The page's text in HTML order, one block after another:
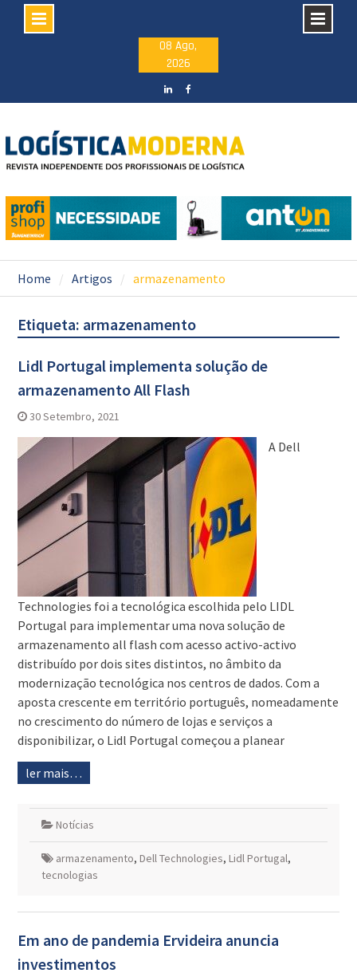
08 Ago,
2026
Home Artigos armazenamento
Etiqueta: armazenamento
Lidl Portugal implementa solução de
armazenamento All Flash
30 Setembro, 2021
A Dell
Technologies foi a tecnológica escolhida pelo LIDL
Portugal para implementar uma nova solução de
armazenamento all flash com acesso activo-activo
distribuído por dois sites distintos, no âmbito da
modernização tecnológica nos centros de dados. Com a
aposta crescente em território português, nomeadamente
no crescimento do número de lojas e serviços a
disponibilizar, o Lidl Portugal começou a planear
ler mais…
Notícias
armazenamento, Dell Technologies, Lidl Portugal,
tecnologias
Em ano de pandemia Ervideira anuncia
investimentos